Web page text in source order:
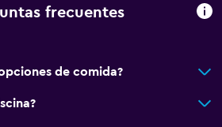
frecuentes
de comida?